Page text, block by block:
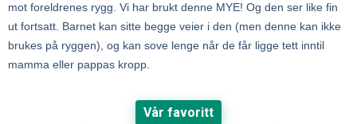
mot foreldrenes rygg. Vi har brukt denne MYE! Og den ser like fin
ut fortsatt. Barnet kan sitte begge veier i den (men denne kan ikke
brukes på ryggen), og kan sove lenge når de får ligge tett inntil
mamma eller pappas kropp.
Vår favoritt